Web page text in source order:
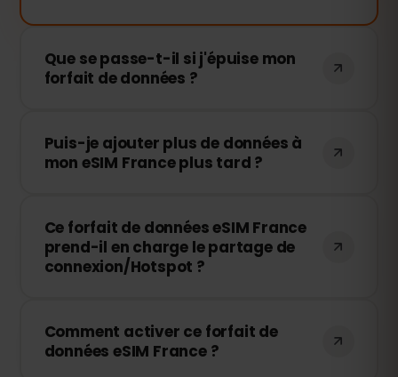
Que se passe-t-il si j'épuise mon
forfait de données ?
connexion sera interrompue. Vous
pouvez facilement recharger votre eSIM
Puis-je ajouter plus de données à
mon eSIM France plus tard ?
supplémentaires à tout moment sans
réinstaller votre eSIM. Il vous suffit
d'accéder à votre compte et de choisir
Ce forfait de données eSIM France
prend-il en charge le partage de
connexion/Hotspot ?
connexion mobile en mode Hotspot avec
d'autres appareils. Notez que la vitesse
Comment activer ce forfait de
données eSIM France ?